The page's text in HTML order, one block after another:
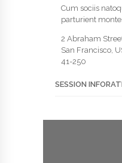
Cum sociis
parturient
2 Abraham
San Francisco,
41-250
SESSION